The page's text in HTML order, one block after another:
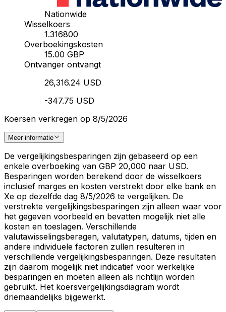
Nationwide
Wisselkoers
1.316800
Overboekingskosten
15.00 GBP
Ontvanger ontvangt
26,316.24 USD
-347.75 USD
Koersen verkregen op 8/5/2026
Meer informatie
De vergelijkingsbesparingen zijn gebaseerd op een
enkele overboeking van GBP 20,000 naar USD.
Besparingen worden berekend door de wisselkoers
inclusief marges en kosten verstrekt door elke bank en
Xe op dezelfde dag 8/5/2026 te vergelijken. De
verstrekte vergelijkingsbesparingen zijn alleen waar voor
het gegeven voorbeeld en bevatten mogelijk niet alle
kosten en toeslagen. Verschillende
valutawisselingsberagen, valutatypen, datums, tijden en
andere individuele factoren zullen resulteren in
verschillende vergelijkingsbesparingen. Deze resultaten
zijn daarom mogelijk niet indicatief voor werkelijke
besparingen en moeten alleen als richtlijn worden
gebruikt. Het koersvergelijkingsdiagram wordt
driemaandelijks bijgewerkt.